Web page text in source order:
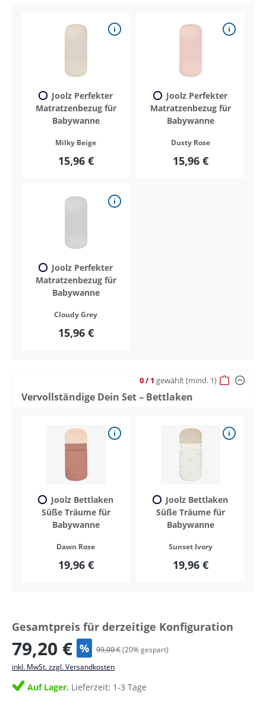
Joolz Perfekter
Matratzenbezug für
Babywanne
Milky Beige
15,96 €
Joolz Perfekter
Matratzenbezug für
Babywanne
Dusty Rose
15,96 €
Joolz Perfekter
Matratzenbezug für
Babywanne
Cloudy Grey
15,96 €
Vervollständige Dein Set – Bettlaken
0/ 1 gewählt(mind. 1)
Joolz Bettlaken
Süße Träume für
Babywanne
Dawn Rose
19,96 €
Joolz Bettlaken
Süße Träume für
Babywanne
Sunset Ivory
19,96 €
Gesamtpreis für derzeitige Konfiguration
79,20 € % 99,00 €(20% gespart)
inkl. MwSt. zzgl. Versandkosten
Auf Lager. Lieferzeit: 1-3 Tage